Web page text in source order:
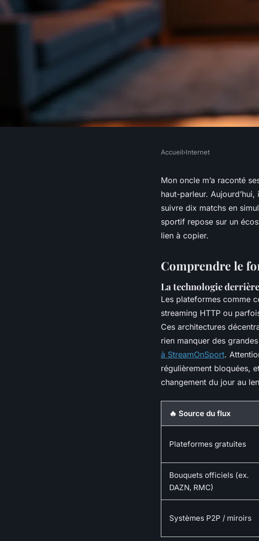
StreamOnSport :
8 min de lecture
Accueil›Internet
Mon oncle m’a raconté
haut-parleur.
suivre dix matchs en
sportif repose sur un
lien à copier.
Comprendre le
La technologie
Les plateformes comme
streaming HTTP ou
Ces architectures
rien manquer des
à StreamOnSport.
régulièrement bloquées,
changement du jour au
🔥 Source du flux
Plateformes gratuites
Bouquets officiels (ex.
DAZN, RMC)
Systèmes P2P / miroirs